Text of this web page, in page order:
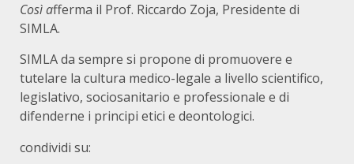
Così afferma il Prof. Riccardo Zoja, Presidente di
SIMLA.
SIMLA da sempre si propone di promuovere e
tutelare la cultura medico-legale a livello scientifico,
legislativo, sociosanitario e professionale e di
difenderne i principi etici e deontologici.
condividi su: